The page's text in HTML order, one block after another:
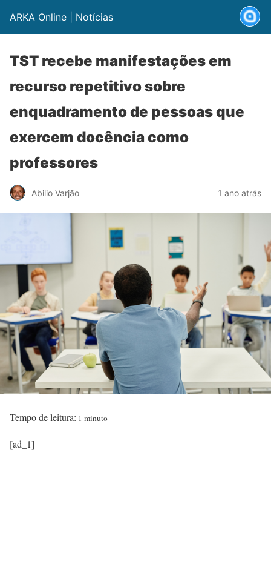
ARKA Online | Notícias
TST recebe manifestações em
recurso repetitivo sobre
enquadramento de pessoas que
exercem docência como
professores
Abilio Varjão 1 ano atrás
Tempo de leitura: 1 minuto
[ad_1]